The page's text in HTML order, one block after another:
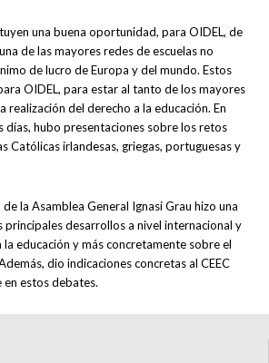
una buena oportunidad, para OIDEL, de
de las mayores redes de escuelas no
de lucro de Europa y del mundo. Estos
OIDEL, para estar al tanto de los mayores
realización del derecho a la educación. En
días, hubo presentaciones sobre los retos
Católicas irlandesas, griegas, portuguesas y
la Asamblea General Ignasi Grau hizo una
principales desarrollos a nivel internacional y
educación y más concretamente sobre el
dio indicaciones concretas al CEEC
estos debates.